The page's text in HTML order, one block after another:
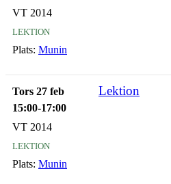
VT 2014
lektion
Plats: Munin
Tors 27 feb
15:00-17:00
Lektion
VT 2014
lektion
Plats: Munin